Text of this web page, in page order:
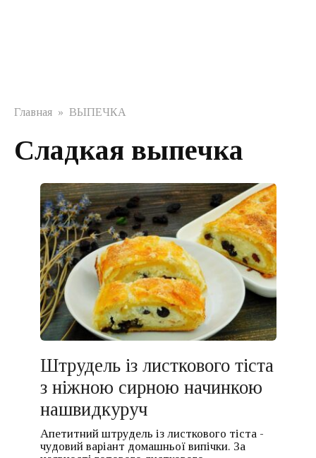
Главная » ВЫПЕЧКА
Сладкая выпечка
Штрудель із листкового тіста
з ніжною сирною начинкою
нашвидкуруч
Апетитний штрудель із листкового тіста -
чудовий варіант домашньої випічки. За